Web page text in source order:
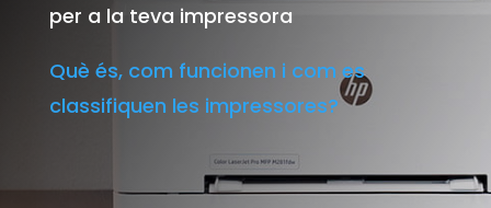
per a la teva impressora
Què és, com funcionen i com es
classifiquen les impressores?